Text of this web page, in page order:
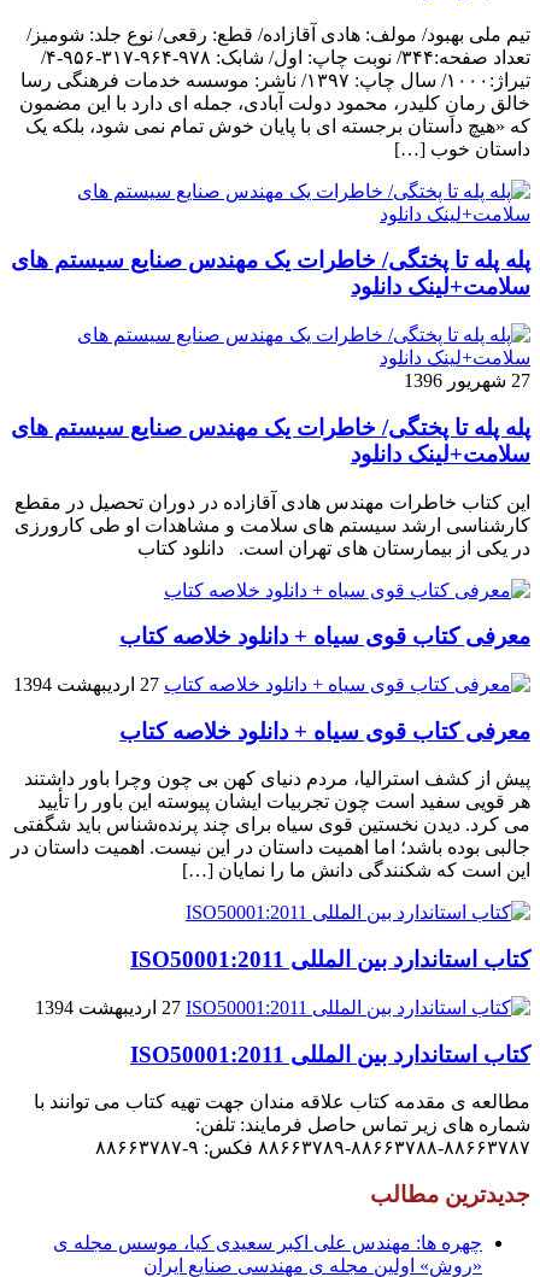
تیم ملی بهبود/ مولف: هادی آقازاده/ قطع: رقعی/ نوع جلد: شومیز/
تعداد صفحه:۳۴۴/ نوبت چاپ: اول/ شابک: ۹۷۸-۹۶۴-۳۱۷-۹۵۶-۴/
تیراژ:۱۰۰۰/ سال چاپ: ۱۳۹۷/ ناشر: موسسه خدمات فرهنگی رسا
خالق رمانِ کلیدر، محمود دولت آبادی، جمله ای دارد با این مضمون
که «هیچ داستان برجسته ای با پایان خوش تمام نمی شود، بلکه یک
داستان خوب […]
پله پله تا پختگی/ خاطرات یک مهندس صنایع سیستم های
سلامت+لینک دانلود
27 شهریور 1396
پله پله تا پختگی/ خاطرات یک مهندس صنایع سیستم های
سلامت+لینک دانلود
این کتاب خاطرات مهندس هادی آقازاده در دوران تحصیل در مقطع
کارشناسی ارشد سیستم های سلامت و مشاهدات او طی کارورزی
در یکی از بیمارستان های تهران است. دانلود کتاب
معرفی کتاب قوی سیاه + دانلود خلاصه کتاب
27 اردیبهشت 1394
معرفی کتاب قوی سیاه + دانلود خلاصه کتاب
پیش از کشف استرالیا، مردم دنیاى کهن بی چون وچرا باور داشتند
هر قویى سفید است چون تجربیات ایشان پیوسته این باور را تأیید
می کرد. دیدن نخستین قوى سیاه براى چند پرنده‌شناس باید شگفتى
جالبى بوده باشد؛ اما اهمیت داستان در این نیست. اهمیت داستان در
این است که شکنندگى دانش ما را نمایان […]
کتاب استاندارد بین المللی ISO50001:2011
27 اردیبهشت 1394
کتاب استاندارد بین المللی ISO50001:2011
مطالعه ی مقدمه کتاب علاقه مندان جهت تهیه کتاب می توانند با
شماره های زیر تماس حاصل فرمایند: تلفن:
۸۸۶۶۳۷۸۷-۸۸۶۶۳۷۸۸-۸۸۶۶۳۷۸۹ فکس: ۹-۸۸۶۶۳۷۸۷
جدیدترین مطالب
چهره ها: مهندس علی اکبر سعیدی کیا، موسس مجله ی
«روش» اولین مجله ی مهندسی صنایع ایران